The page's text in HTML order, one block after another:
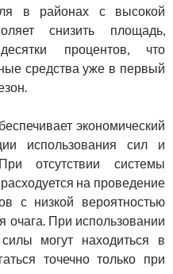
в районах с высокой
снизить площадь,
процентов, что
средства уже в первый
экономический
использования сил и
отсутствии системы
на проведение
с низкой вероятностью
очага. При использовании
могут находиться в
точечно только при